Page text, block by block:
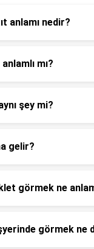
anlamı nedir?
mı?
şey mi?
gelir?
görmek ne
görmek ne